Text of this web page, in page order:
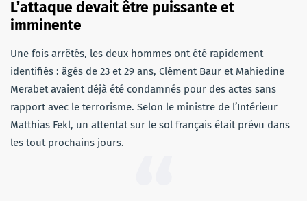
L’attaque devait être puissante et
imminente
Une fois arrêtés, les deux hommes ont été rapidement
identifiés : âgés de 23 et 29 ans, Clément Baur et Mahiedine
Merabet avaient déjà été condamnés pour des actes sans
rapport avec le terrorisme. Selon le ministre de l’Intérieur
Matthias Fekl, un attentat sur le sol français était prévu dans
les tout prochains jours.